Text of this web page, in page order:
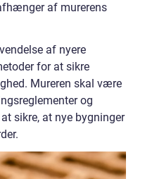
af murerens
af nyere
for at sikre
Mureren skal være
og
sikre, at nye bygninger